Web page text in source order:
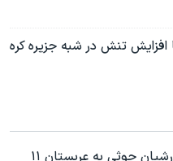
تنش در شبه جزیره کره
حمله شورشیان حوثی به عربستان ۱۱